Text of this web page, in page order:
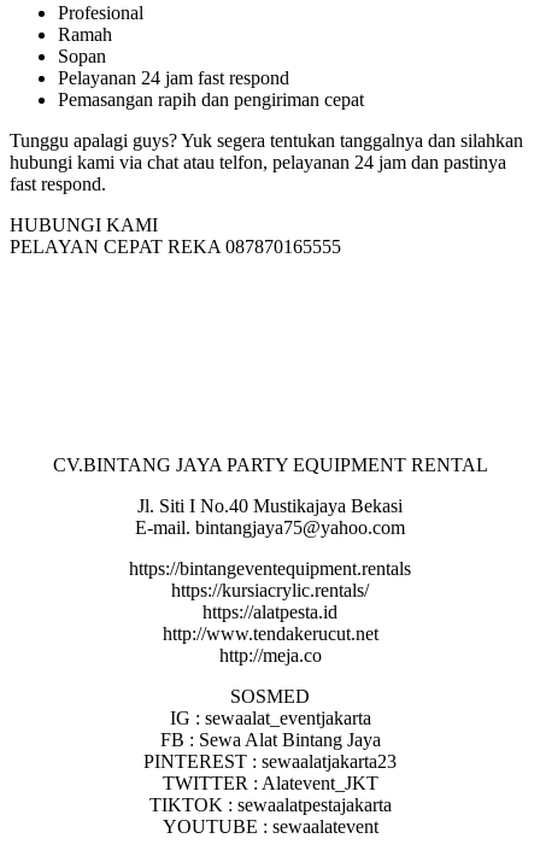
Profesional
Ramah
Sopan
Pelayanan 24 jam fast respond
Pemasangan rapih dan pengiriman cepat
Tunggu apalagi guys? Yuk segera tentukan tanggalnya dan silahkan
hubungi kami via chat atau telfon, pelayanan 24 jam dan pastinya
fast respond.
HUBUNGI KAMI
PELAYAN CEPAT REKA 087870165555
CV.BINTANG JAYA PARTY EQUIPMENT RENTAL
Jl. Siti I No.40 Mustikajaya Bekasi
E-mail. bintangjaya75@yahoo.com
https://bintangeventequipment.rentals
https://kursiacrylic.rentals/
https://alatpesta.id
http://www.tendakerucut.net
http://meja.co
SOSMED
IG : sewaalat_eventjakarta
FB : Sewa Alat Bintang Jaya
PINTEREST : sewaalatjakarta23
TWITTER : Alatevent_JKT
TIKTOK : sewaalatpestajakarta
YOUTUBE : sewaalatevent